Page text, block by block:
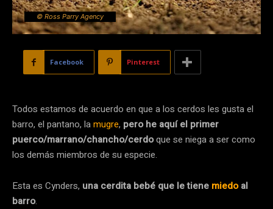
© Ross Parry Agency
Facebook Pinterest
Todos estamos de acuerdo en que a los cerdos les gusta el
barro, el pantano, lamugre, pero he aquí el primer
puerco/marrano/chancho/cerdoque se niega a ser como
los demás miembros de su especie.
Esta es Cynders, una cerdita bebé que le tiene miedoal
barro.